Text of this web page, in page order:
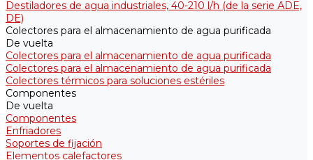
Destiladores de agua industriales, 40-210 l/h (de la serie АDE,
DE)
Colectores para el almacenamiento de agua purificada
De vuelta
Colectores para el almacenamiento de agua purificada
Colectores para el almacenamiento de agua purificada
Colectores térmicos para soluciones estériles
Componentes
De vuelta
Componentes
Enfriadores
Soportes de fijación
Elementos calefactores